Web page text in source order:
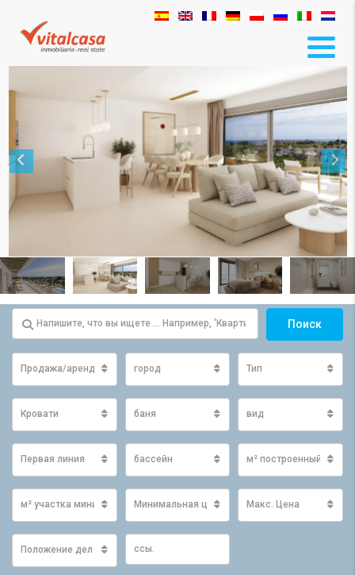
Поиск
Продажа/аренда город Тип
Кровати баня вид
Первая линия бассейн м² построенный
м² участка минимум Минимальная цена Макс. Цена
Положение дел